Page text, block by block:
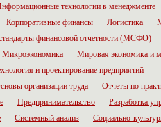
технологии в менеджменте
Корпоративные финансы Логистика
финансовой отчетности (МСФО)
Микроэкономика
Мировая экономика и
и проектирование предприятий
организации труда Отчеты по
Предпринимательство
Разработка
Системный анализ
Социально-